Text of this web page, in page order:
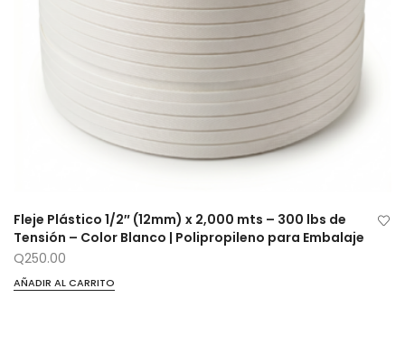
Fleje Plástico 1/2″ (12mm) x 2,000 mts – 300 lbs de
Tensión – Color Blanco | Polipropileno para Embalaje
Q250.00
AÑADIR AL CARRITO